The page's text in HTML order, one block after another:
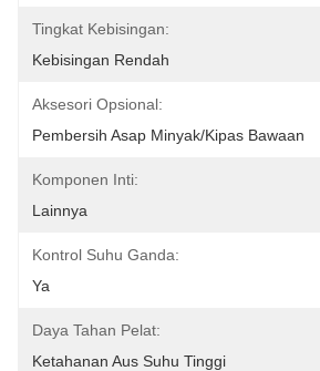
Tingkat Kebisingan:
Kebisingan Rendah
Aksesori Opsional:
Pembersih Asap Minyak/kipas Bawaan
Komponen Inti:
Lainnya
Kontrol Suhu Ganda:
Ya
Daya Tahan Pelat:
Ketahanan Aus Suhu Tinggi